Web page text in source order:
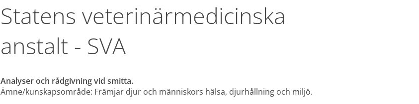
Statens veterinärmedicinska
anstalt - SVA
Analyser och rådgivning vid smitta.
Ämne/kunskapsområde: Främjar djur och människors hälsa, djurhållning och miljö.